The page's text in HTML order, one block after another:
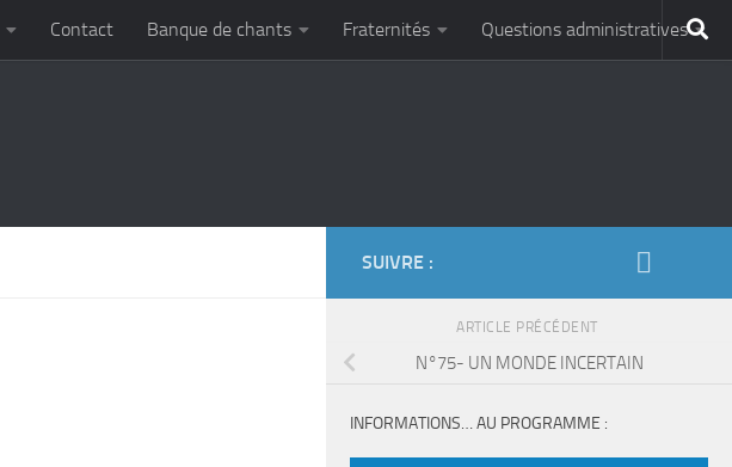
Contact Banque de chants Fraternités Questions administratives
SUIVRE :
ARTICLE PRÉCÉDENT
N°75- UN MONDE INCERTAIN
INFORMATIONS… AU PROGRAMME :